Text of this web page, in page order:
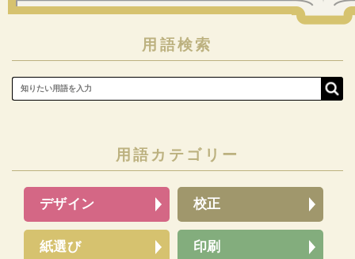
用語検索
用語カテゴリー
デザイン 校正
紙選び 印刷